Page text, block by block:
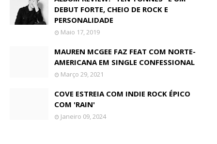
DEBUT FORTE, CHEIO DE ROCK E
PERSONALIDADE
Maio 17, 2019
MAUREN MCGEE FAZ FEAT COM NORTE-
AMERICANA EM SINGLE CONFESSIONAL
Março 29, 2021
COVE ESTREIA COM INDIE ROCK ÉPICO
COM 'RAIN'
Janeiro 09, 2024